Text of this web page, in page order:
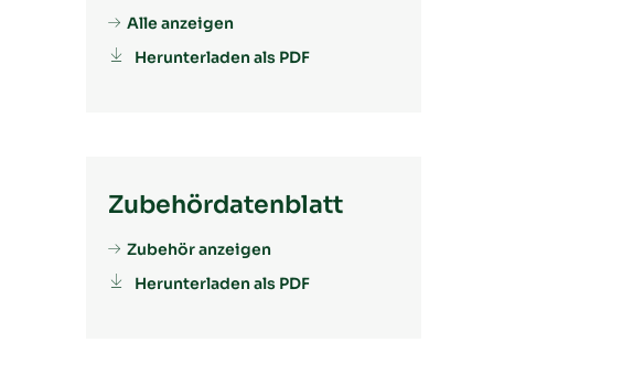
Alle anzeigen
Herunterladen als PDF
Zubehördatenblatt
Zubehör anzeigen
Herunterladen als PDF